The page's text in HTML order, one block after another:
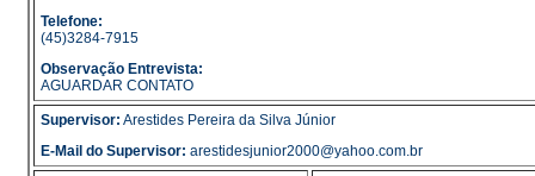
Telefone:
(45)3284-7915
Observação Entrevista:
AGUARDAR CONTATO
Supervisor: Arestides Pereira da Silva Júnior
E-Mail do Supervisor: arestidesjunior2000@yahoo.com.br